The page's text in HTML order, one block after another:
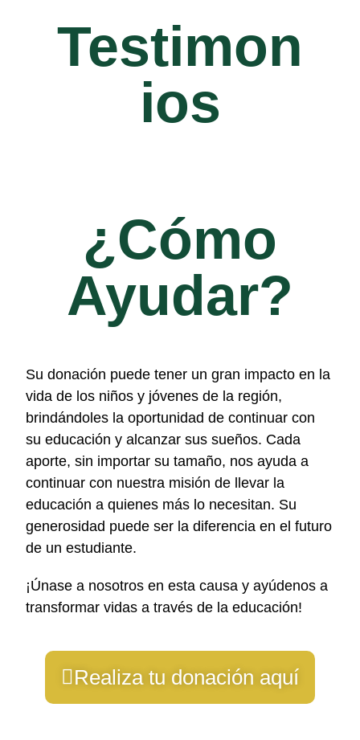
Testimon
ios
¿Cómo
Ayudar?
Su donación puede tener un gran impacto en la
vida de los niños y jóvenes de la región,
brindándoles la oportunidad de continuar con
su educación y alcanzar sus sueños. Cada
aporte, sin importar su tamaño, nos ayuda a
continuar con nuestra misión de llevar la
educación a quienes más lo necesitan. Su
generosidad puede ser la diferencia en el futuro
de un estudiante.
¡Únase a nosotros en esta causa y ayúdenos a
transformar vidas a través de la educación!
Realiza tu donación aquí